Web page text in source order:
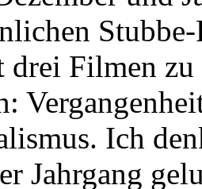
Filmen zu
Ich
Jahrgang